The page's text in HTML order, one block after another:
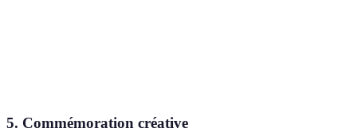
5. Commémoration créative